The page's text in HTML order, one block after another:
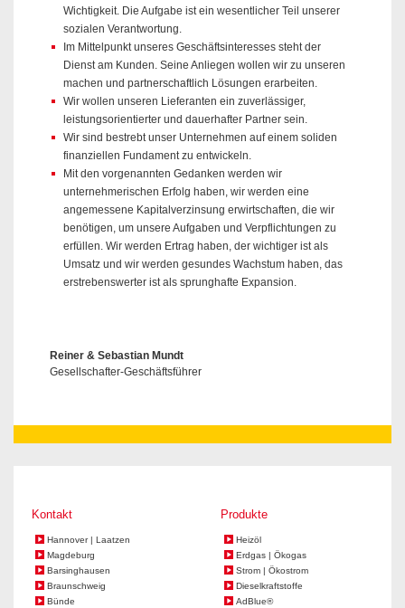
Wichtigkeit. Die Aufgabe ist ein wesentlicher Teil unserer
sozialen Verantwortung.
Im Mittelpunkt unseres Geschäftsinteresses steht der
Dienst am Kunden. Seine Anliegen wollen wir zu unseren
machen und partnerschaftlich Lösungen erarbeiten.
Wir wollen unseren Lieferanten ein zuverlässiger,
leistungsorientierter und dauerhafter Partner sein.
Wir sind bestrebt unser Unternehmen auf einem soliden
finanziellen Fundament zu entwickeln.
Mit den vorgenannten Gedanken werden wir
unternehmerischen Erfolg haben, wir werden eine
angemessene Kapitalverzinsung erwirtschaften, die wir
benötigen, um unsere Aufgaben und Verpflichtungen zu
erfüllen. Wir werden Ertrag haben, der wichtiger ist als
Umsatz und wir werden gesundes Wachstum haben, das
erstrebenswerter ist als sprunghafte Expansion.
Reiner & Sebastian Mundt
Gesellschafter-Geschäftsführer
Kontakt
Hannover | Laatzen
Magdeburg
Barsinghausen
Braunschweig
Bünde
Produkte
Heizöl
Erdgas | Ökogas
Strom | Ökostrom
Dieselkraftstoffe
AdBlue®